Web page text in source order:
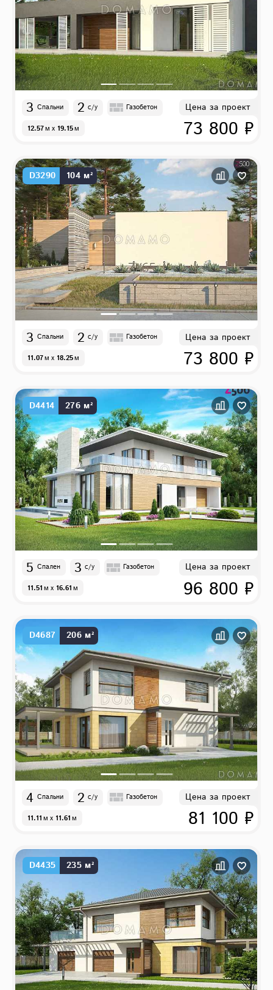
3 Спальни 2 с/у Газобетон
12.57м x 19.15м
Цена за проект
73 800 ₽
D3290 104 м²
3 Спальни 2 с/у Газобетон
11.07м x 18.25м
Цена за проект
73 800 ₽
D4414 276 м²
5 Спален 3 с/у Газобетон
11.51м x 16.61м
Цена за проект
96 800 ₽
D4687 206 м²
4 Спальни 2 с/у Газобетон
11.11м x 11.61м
Цена за проект
81 100 ₽
D4435 235 м²